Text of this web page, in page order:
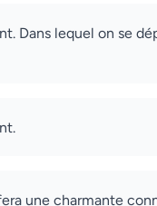
Dans lequel on se
une charmante